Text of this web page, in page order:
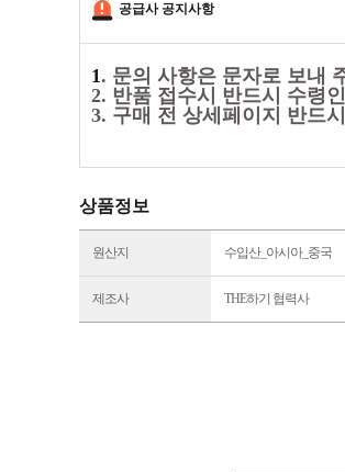
공급사 공지사항
1. 문의 사항은 문자로 보내
2. 반품 접수시 반드시 수령
3. 구매 전 상세페이지 반드
상품정보
원산지 수입산_아시아_중국
제조사 THE하기 협력사